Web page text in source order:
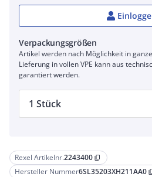
Rexel Artikelnr.2243400 content_copy
Hersteller Nummer6SL35203XH211AA0
Verpackungsgrößen
Artikel werden nach Möglichkeit in
Lieferung in vollen VPE kann aus
garantiert werden.
1 Stück